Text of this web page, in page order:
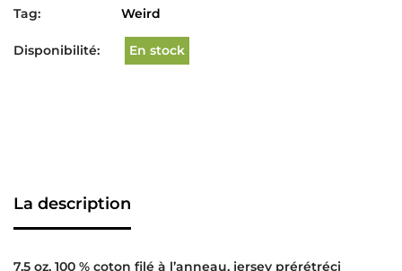
Tag:
Weird
Disponibilité: En stock
La description
7,5 oz, 100 % coton filé à l’anneau, jersey prérétréci